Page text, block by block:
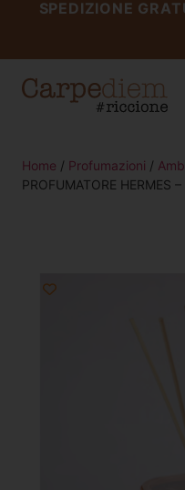
SPEDIZIONE
Home / Profumazioni /
PROFUMATORE HERMES